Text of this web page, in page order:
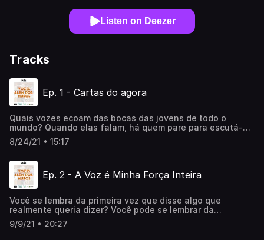
Listen on Deezer
Tracks
Ep. 1 - Cartas do agora
Quais vozes ecoam das bocas das jovens de todo o
mundo? Quando elas falam, há quem pare para escutá-
las? Que sonhos carregam? O que pode unir adolescentes
ao redor do mundo? “Vozes além dos muros” é um
de Liberdade” realizado no centro socioeducativo São
Jerônimo, em Belo Horizonte, MG, pela Zula Cia. de
Teatro.
8/24/21 • 15:17
Ep. 2 - A Voz é Minha Força Inteira
Você se lembra da primeira vez que disse algo que
realmente queria dizer? Você pode se lembrar da
sensação que o seu corpo ficou? “Vozes além dos muros”
é um podcast resultado do Projeto “A Arte Como
9/9/21 • 20:27